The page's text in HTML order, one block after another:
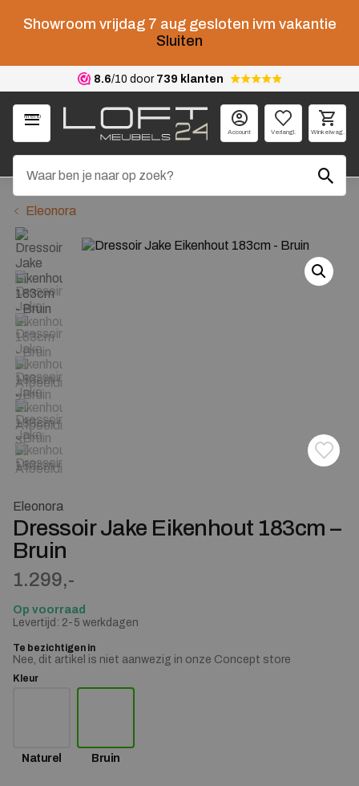
Showroom vrijdag 7 aug gesloten ivm vakantie
Sluiten
8.6/10 door 739 klanten
Menu
Account Verlangl. Winkelwag.
Eleonora
Eleonora
Dressoir Jake Eikenhout 183cm –
Bruin
1.299,-
Op voorraad
Levertijd: 2-5 werkdagen
Te bezichtigen in
Nee, dit artikel is niet aanwezig in onze Concept store
Kleur
Naturel Bruin